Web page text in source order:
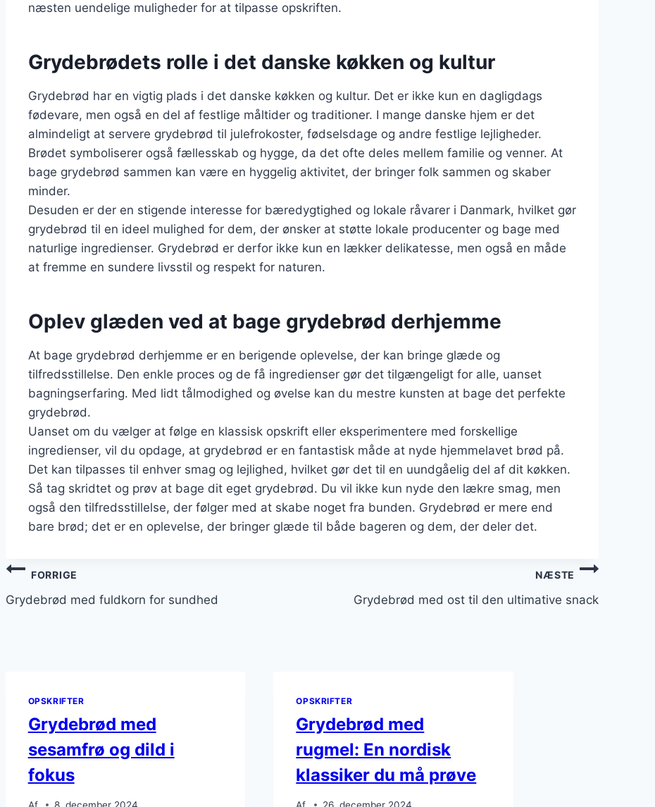
næsten uendelige muligheder for at tilpasse opskriften.
Grydebrødets rolle i det danske køkken og kultur
Grydebrød har en vigtig plads i det danske køkken og kultur. Det er ikke kun en dagligdags
fødevare, men også en del af festlige måltider og traditioner. I mange danske hjem er det
almindeligt at servere grydebrød til julefrokoster, fødselsdage og andre festlige lejligheder.
Brødet symboliserer også fællesskab og hygge, da det ofte deles mellem familie og venner. At
bage grydebrød sammen kan være en hyggelig aktivitet, der bringer folk sammen og skaber
minder.
Desuden er der en stigende interesse for bæredygtighed og lokale råvarer i Danmark, hvilket gør
grydebrød til en ideel mulighed for dem, der ønsker at støtte lokale producenter og bage med
naturlige ingredienser. Grydebrød er derfor ikke kun en lækker delikatesse, men også en måde
at fremme en sundere livsstil og respekt for naturen.
Oplev glæden ved at bage grydebrød derhjemme
At bage grydebrød derhjemme er en berigende oplevelse, der kan bringe glæde og
tilfredsstillelse. Den enkle proces og de få ingredienser gør det tilgængeligt for alle, uanset
bagningserfaring. Med lidt tålmodighed og øvelse kan du mestre kunsten at bage det perfekte
grydebrød.
Uanset om du vælger at følge en klassisk opskrift eller eksperimentere med forskellige
ingredienser, vil du opdage, at grydebrød er en fantastisk måde at nyde hjemmelavet brød på.
Det kan tilpasses til enhver smag og lejlighed, hvilket gør det til en uundgåelig del af dit køkken.
Så tag skridtet og prøv at bage dit eget grydebrød. Du vil ikke kun nyde den lækre smag, men
også den tilfredsstillelse, der følger med at skabe noget fra bunden. Grydebrød er mere end
bare brød; det er en oplevelse, der bringer glæde til både bageren og dem, der deler det.
Indlægsnavigation
FORRIGE
Grydebrød med fuldkorn for sundhed
NÆSTE
Grydebrød med ost til den ultimative snack
OPSKRIFTER
Grydebrød med
sesamfrø og dild i
fokus
Af 8. december 2024
OPSKRIFTER
Grydebrød med
rugmel: En nordisk
klassiker du må prøve
Af 26. december 2024